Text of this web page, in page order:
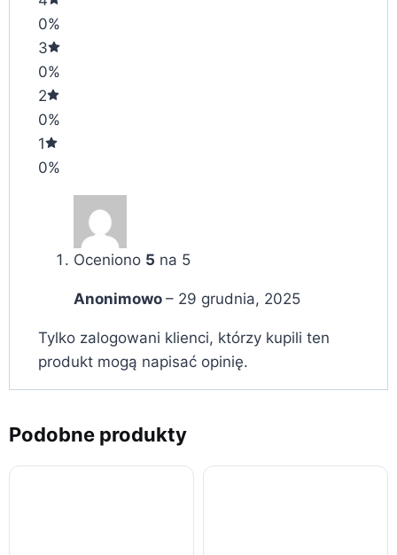
0%
3
0%
2
0%
1
0%
Oceniono 5 na 5
Anonimowo – 29 grudnia, 2025
Tylko zalogowani klienci, którzy kupili ten
produkt mogą napisać opinię.
Podobne produkty